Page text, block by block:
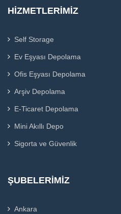
HIZMETLERIMIZ
Self Storage
Ev Eşyası Depolama
Ofis Eşyası Depolama
Arşiv Depolama
E-Ticaret Depolama
Mini Akıllı Depo
Sigorta ve Güvenlik
ŞUBELERIMIZ
Ankara